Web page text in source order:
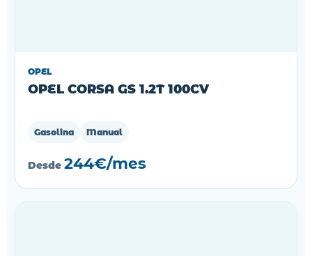
OPEL
OPEL CORSA GS 1.2T 100CV
Gasolina Manual
Desde 244€/mes